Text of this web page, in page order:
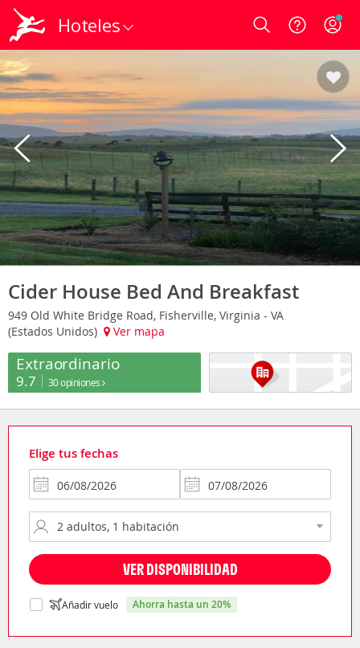
Hoteles Login
Cider House Bed And Breakfast
949 Old White Bridge Road, Fisherville, Virginia - VA
(Estados Unidos)
Ver mapa
Extraordinario
9.7 30 opiniones
Elige tus fechas
VER DISPONIBILIDAD
Añadir vuelo ahorra hasta un 20%